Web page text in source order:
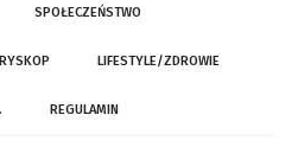
SPOŁECZEŃSTWO
LIFESTYLE/ZDROWIE
REGULAMIN